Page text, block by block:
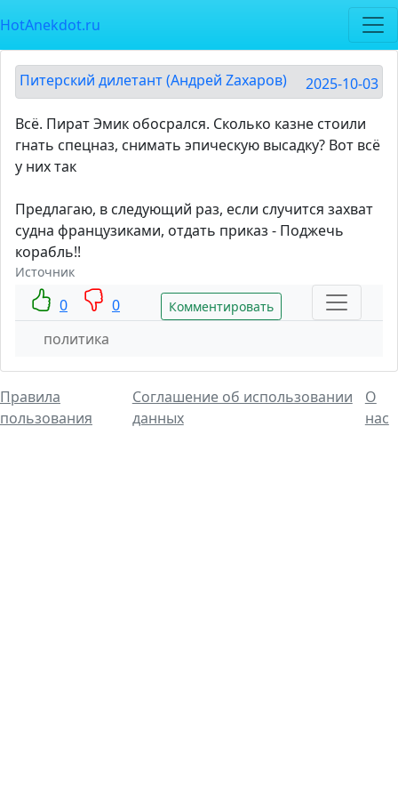
HotAnekdot.ru
Питерский дилетант (Андрей Zахаров) 2025-10-03
Всё. Пират Эмик обосрался. Сколько казне стоили
гнать спецназ, снимать эпическую высадку? Вот всё
у них так
Предлагаю, в следующий раз, если случится захват
судна французиками, отдать приказ - Поджечь
корабль!!
Источник
0 0 Комментировать
политика
Правила
пользования
Соглашение об использовании
данных
О
нас